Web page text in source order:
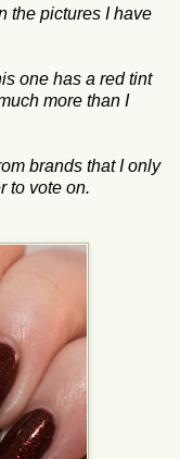
the pictures I have
one has a red tint
more than I
brands that I only
to vote on.